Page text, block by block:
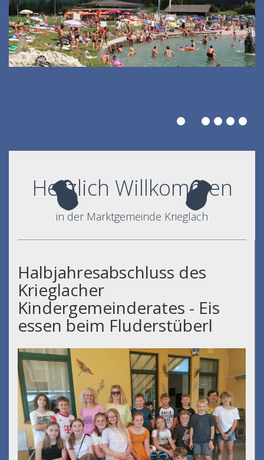
Herzlich Willkommen
in der Marktgemeinde Krieglach
Halbjahresabschluss des
Krieglacher
Kindergemeinderates - Eis
essen beim Fluderstüberl